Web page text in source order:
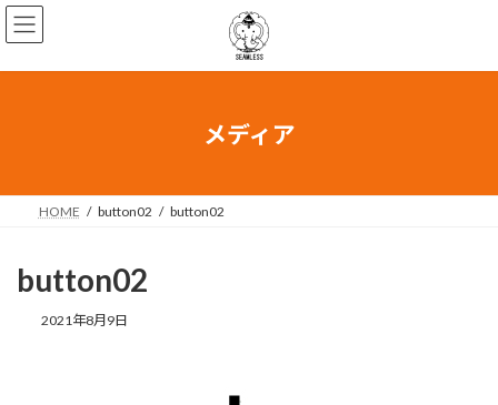
メディア
HOME button02 button02
button02
2021年8月9日